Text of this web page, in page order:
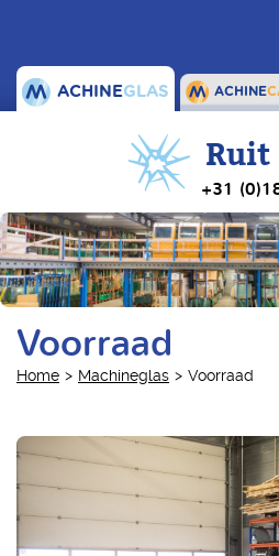
ACHINEGLAS ACHINE
Ruit
+31
Voorraad
Home Machineglas Voorraad